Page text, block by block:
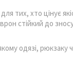
тих, хто цінує
стійкий до зносу,
одязі,